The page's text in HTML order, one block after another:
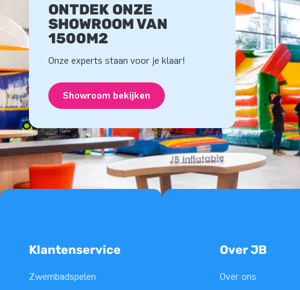
ONTDEK ONZE
SHOWROOM VAN
1500M2
Onze experts staan voor je klaar!
Showroom bekijken
Klantenservice
Zwembadspelen
Over JB
Over ons